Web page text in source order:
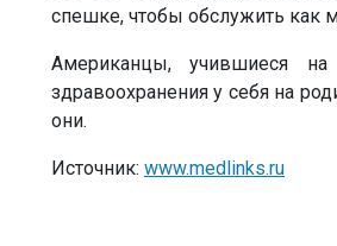
спешке, чтобы обслужить как
Американцы, учившиеся
здравоохранения у себя на
они.
Источник: www.medlinks.ru